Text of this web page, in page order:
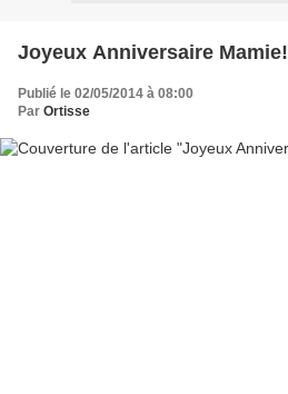
Joyeux Anniversaire Mamie!
Publié le 02/05/2014 à 08:00
Par Ortisse